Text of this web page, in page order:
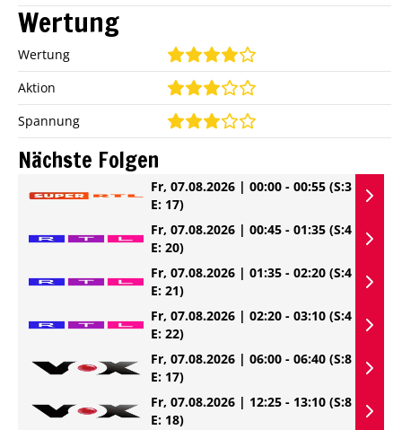
Wertung
Wertung
Aktion
Spannung
Nächste Folgen
Fr, 07.08.2026 | 00:00 - 00:55 (S:3
E: 17)
Fr, 07.08.2026 | 00:45 - 01:35 (S:4
E: 20)
Fr, 07.08.2026 | 01:35 - 02:20 (S:4
E: 21)
Fr, 07.08.2026 | 02:20 - 03:10 (S:4
E: 22)
Fr, 07.08.2026 | 06:00 - 06:40 (S:8
E: 17)
Fr, 07.08.2026 | 12:25 - 13:10 (S:8
E: 18)